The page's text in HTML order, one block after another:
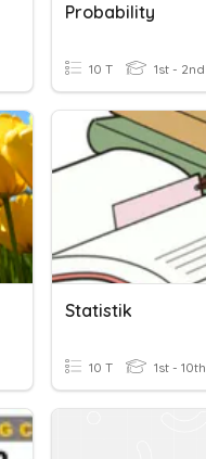
Probability
10 T 1st - 2nd
Statistik
10 T 1st - 10th